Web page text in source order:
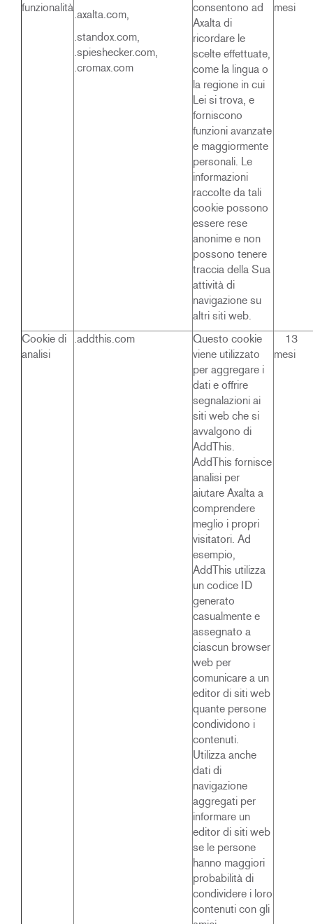
funzionalità
.axalta.com,
.standox.com,
.spieshecker.com,
.cromax.com
consentono ad
Axalta di
ricordare le
scelte effettuate,
come la lingua o
la regione in cui
Lei si trova, e
forniscono
funzioni avanzate
e maggiormente
personali. Le
informazioni
raccolte da tali
cookie possono
essere rese
anonime e non
possono tenere
traccia della Sua
attività di
navigazione su
altri siti web.
mesi
Cookie di
analisi
.addthis.com
Questo cookie
viene utilizzato
per aggregare i
dati e offrire
segnalazioni ai
siti web che si
avvalgono di
AddThis.
AddThis fornisce
analisi per
aiutare Axalta a
comprendere
meglio i propri
visitatori. Ad
esempio,
AddThis utilizza
un codice ID
generato
casualmente e
assegnato a
ciascun browser
web per
comunicare a un
editor di siti web
quante persone
condividono i
contenuti.
Utilizza anche
dati di
navigazione
aggregati per
informare un
editor di siti web
se le persone
hanno maggiori
probabilità di
condividere i loro
contenuti con gli
13
mesi